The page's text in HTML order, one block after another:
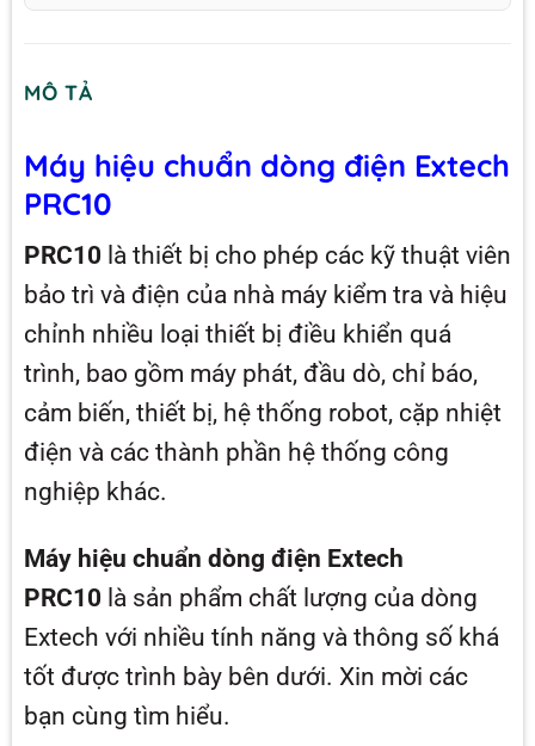
MÔ TẢ
Máy hiệu chuẩn dòng điện Extech
PRC10
PRC10 là thiết bị cho phép các kỹ thuật viên
bảo trì và điện của nhà máy kiểm tra và hiệu
chỉnh nhiều loại thiết bị điều khiển quá
trình, bao gồm máy phát, đầu dò, chỉ báo,
cảm biến, thiết bị, hệ thống robot, cặp nhiệt
điện và các thành phần hệ thống công
nghiệp khác.
Máy hiệu chuẩn dòng điện Extech
PRC10 là sản phẩm chất lượng của dòng
Extech với nhiều tính năng và thông số khá
tốt được trình bày bên dưới. Xin mời các
bạn cùng tìm hiểu.